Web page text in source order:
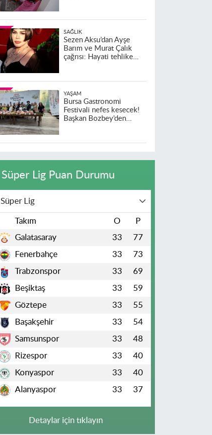
SAĞLIK
Sezen Aksu’dan Ayşe
Barım ve Murat Çalık
çağrısı: Hayati tehlike
YAŞAM
Bursa Gastronomi
Festivali nefes kesecek!
Başkan Bozbey’den
Süper Lig Puan Durumu
Süper Lig
Takım O P
Galatasaray 33 77
Fenerbahçe 33 73
Trabzonspor 33 69
Beşiktaş 33 59
Göztepe 33 55
Başakşehir 33 54
Samsunspor 33 48
Rizespor 33 40
Konyaspor 33 40
Alanyaspor 33 37
Detaylar için tıklayın